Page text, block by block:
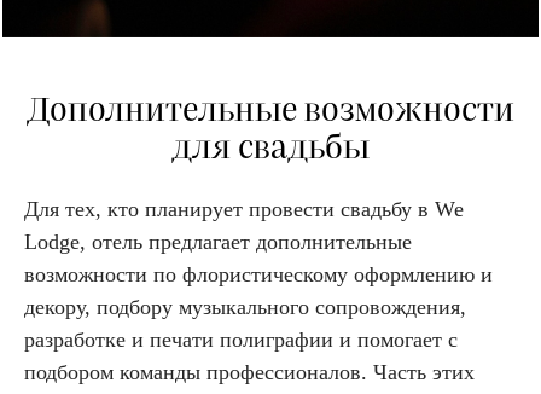
Дополнительные возможности
для свадьбы
Для тех, кто планирует провести свадьбу в We
Lodge, отель предлагает дополнительные
возможности по флористическому оформлению и
декору, подбору музыкального сопровождения,
разработке и печати полиграфии и помогает с
подбором команды профессионалов. Часть этих